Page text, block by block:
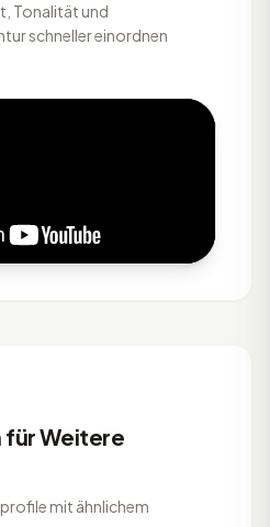
Tonalität und
schneller einordnen
für Weitere
mit ähnlichem